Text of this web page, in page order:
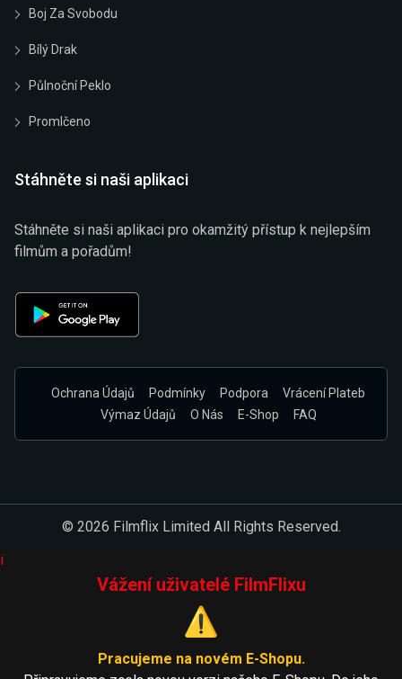
Boj Za Svobodu
Bílý Drak
Půlnoční Peklo
Promlčeno
Stáhněte si naši aplikaci
Stáhněte si naši aplikaci pro okamžitý přístup k nejlepším
filmům a pořadům!
Ochrana Údajů Podmínky Podpora
Vrácení Plateb
Výmaz Údajů
O Nás E-Shop FAQ
© 2026 Filmflix Limited All Rights Reserved.
i
Vážení uživatelé FilmFlixu
⚠️
Pracujeme na novém E-Shopu.